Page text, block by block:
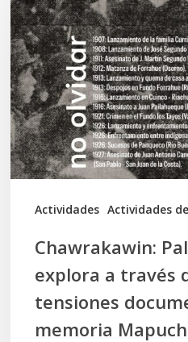
Actividades Actividades
explora
a
través
del
arte
las
tensiones
documentales
memoria
Mapuche
Chawrakawin:
explora a través
tensiones
memoria